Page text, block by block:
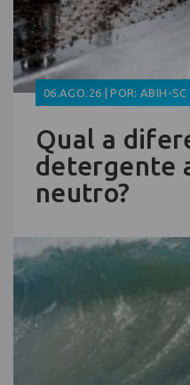
06.AGO.26 | POR: ABIH-SC
Qual a
detergente
neutro?